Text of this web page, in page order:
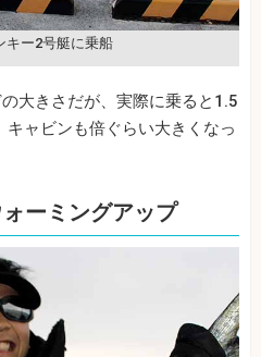
キー2号艇に乗船
大きさだが、実際に乗ると1.5
ャビンも倍ぐらい大きくなっ
ーミングアップ